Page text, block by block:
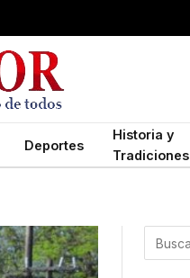
Deportes
Historia y
Tradiciones